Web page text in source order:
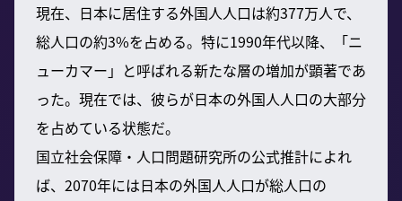
現在、日本に居住する外国人人口は約377万人で、
総人口の約3%を占める。特に1990年代以降、「ニ
ューカマー」と呼ばれる新たな層の増加が顕著であ
った。現在では、彼らが日本の外国人人口の大部分
を占めている状態だ。
国立社会保障・人口問題研究所の公式推計によれ
ば、2070年には日本の外国人人口が総人口の